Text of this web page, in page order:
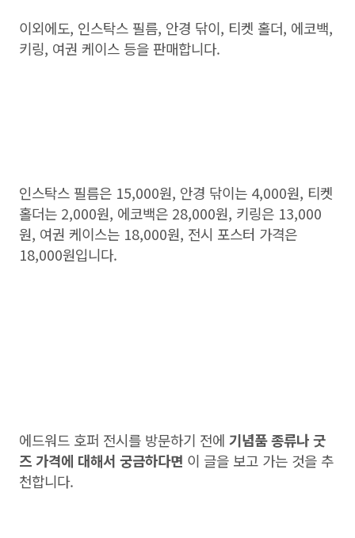
이외에도, 인스탁스 필름, 안경 닦이, 티켓 홀더, 에코백,
키링, 여권 케이스 등을 판매합니다.
인스탁스 필름은 15,000원, 안경 닦이는 4,000원, 티켓
홀더는 2,000원, 에코백은 28,000원, 키링은 13,000
원, 여권 케이스는 18,000원, 전시 포스터 가격은
18,000원입니다.
에드워드 호퍼 전시를 방문하기 전에 기념품 종류나 굿
즈 가격에 대해서 궁금하다면 이 글을 보고 가는 것을 추
천합니다.